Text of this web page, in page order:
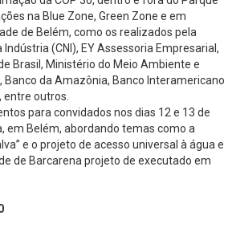
na Blue Zone, Green Zone e em
de Belém, como os realizados pela
(CNI), EY Assessoria Empresarial,
Brasil, Ministério do Meio Ambiente e
Banco da Amazônia, Banco Interamericano
entre outros.
para convidados nos dias 12 e 13 de
em Belém, abordando temas como a
e o projeto de acesso universal à água e
de Barcarena projeto de executado em